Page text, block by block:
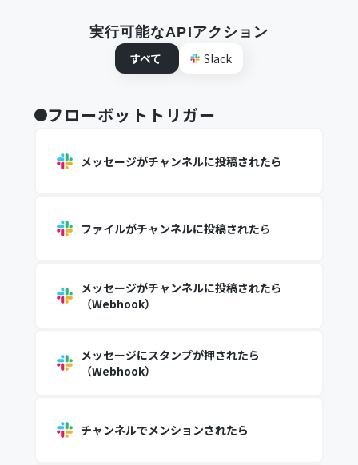
実行可能なAPIアクション
すべて
Slack
フローボットトリガー
メッセージがチャンネルに投稿されたら
ファイルがチャンネルに投稿されたら
メッセージがチャンネルに投稿されたら
（Webhook）
メッセージにスタンプが押されたら
（Webhook）
チャンネルでメンションされたら